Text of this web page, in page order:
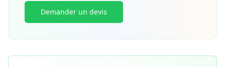
Demander un devis